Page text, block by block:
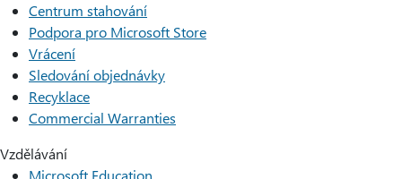
Centrum stahování
Podpora pro Microsoft Store
Vrácení
Sledování objednávky
Recyklace
Commercial Warranties
Vzdělávání
Microsoft Education